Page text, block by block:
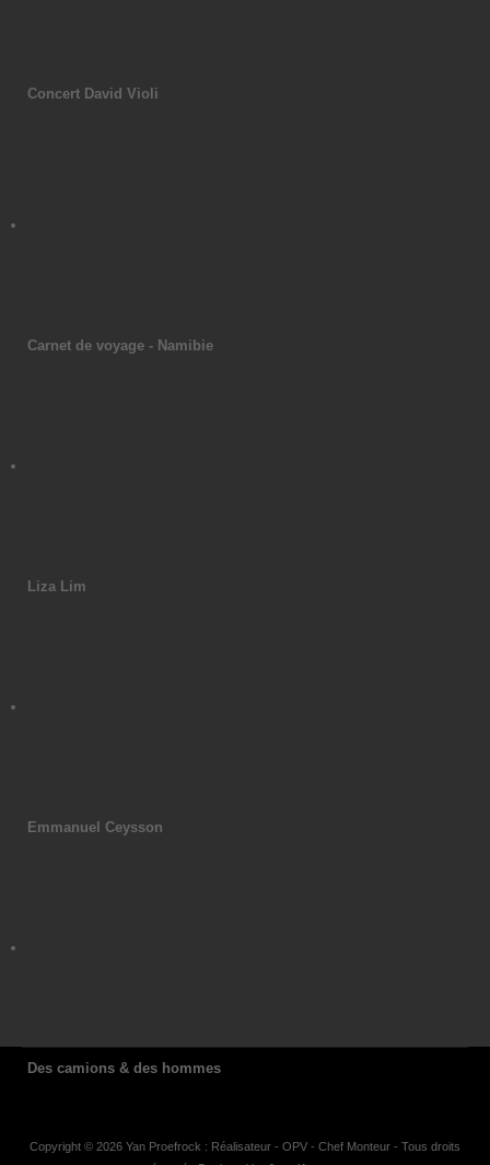
Concert David Violi
Carnet de voyage - Namibie
Liza Lim
Emmanuel Ceysson
Des camions & des hommes
Copyright © 2026 Yan Proefrock : Réalisateur - OPV - Chef Monteur - Tous droits